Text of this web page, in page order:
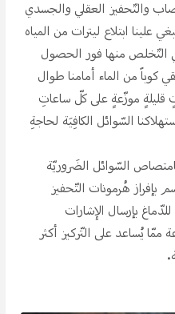
والتّحفيز العقلي والجسدي
علينا ابتلاع ليترات من المياه
التّخلص منها فور الحصول
كوباََ من الماء أمامنا طوال
موزّعةِِ على كلّ ساعاتِ
السّوائل الكافِيَة لحاجةِ
السّوائل الضَروريّة
بإفراز هُرمونات التّحفيز
بإرسال الإشارات
ممّا يُساعد على التّركيز أكثر